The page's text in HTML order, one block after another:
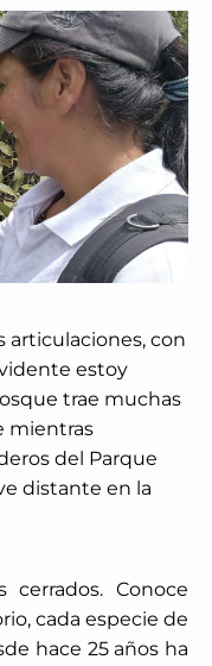
articulaciones, con
estoy
trae muchas
mientras
del Parque
distante en la
cerrados. Conoce
cada especie de
hace 25 años ha